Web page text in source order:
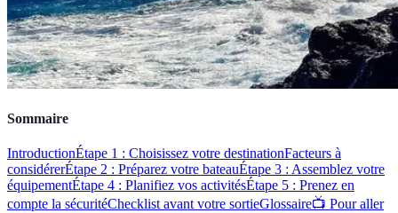
Sommaire
IntroductionÉtape 1 : Choisissez votre destinationFacteurs à
considérerÉtape 2 : Préparez votre bateauÉtape 3 : Assemblez votre
équipementÉtape 4 : Planifiez vos activitésÉtape 5 : Prenez en
compte la sécuritéChecklist avant votre sortieGlossaire📺 Pour aller